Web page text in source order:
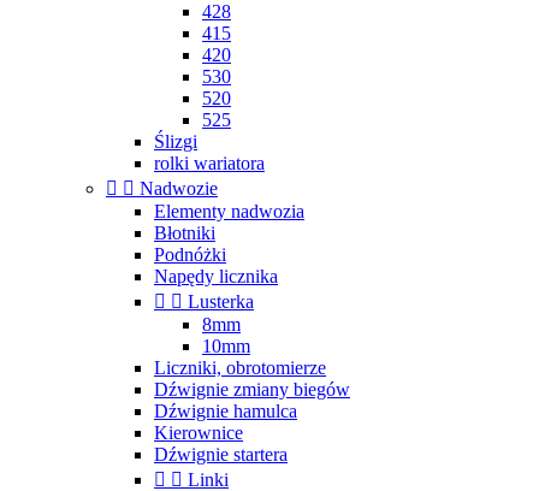
428
415
420
530
520
525
Ślizgi
rolki wariatora
  Nadwozie
Elementy nadwozia
Błotniki
Podnóżki
Napędy licznika
  Lusterka
8mm
10mm
Liczniki, obrotomierze
Dźwignie zmiany biegów
Dźwignie hamulca
Kierownice
Dźwignie startera
  Linki